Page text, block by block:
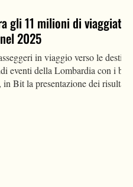
di viaggiatori nel
verso le destinazioni
con i biglietti
dei risultati e delle